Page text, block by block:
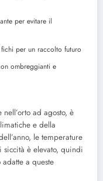
per evitare il
per un raccolto futuro
ombreggianti e
ad agosto, è
e della
le temperature
siccità è elevato, quindi
a queste